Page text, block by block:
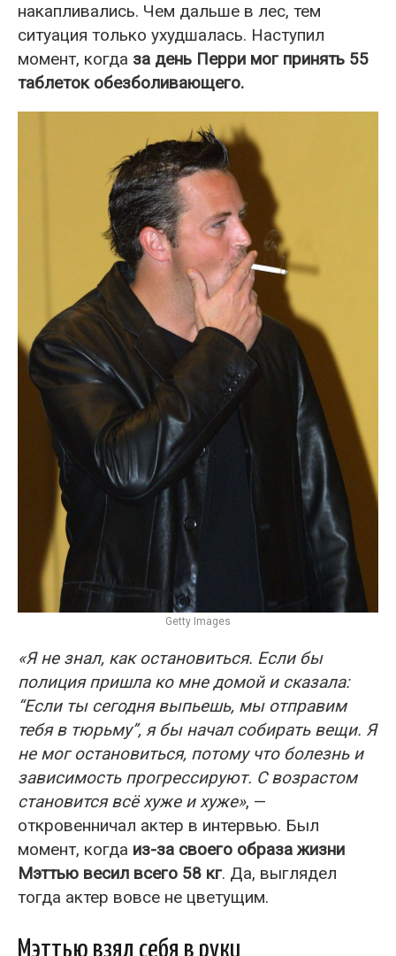
накапливались. Чем дальше в лес, тем
ситуация только ухудшалась. Наступил
момент, когда за день Перри мог принять 55
таблеток обезболивающего.
Getty Images
«Я не знал, как остановиться. Если бы
полиция пришла ко мне домой и сказала:
“Если ты сегодня выпьешь, мы отправим
тебя в тюрьму”, я бы начал собирать вещи. Я
не мог остановиться, потому что болезнь и
зависимость прогрессируют. С возрастом
становится всё хуже и хуже», —
откровенничал актер в интервью. Был
момент, когда из-за своего образа жизни
Мэттью весил всего 58 кг. Да, выглядел
тогда актер вовсе не цветущим.
Мэттью взял себя в руки